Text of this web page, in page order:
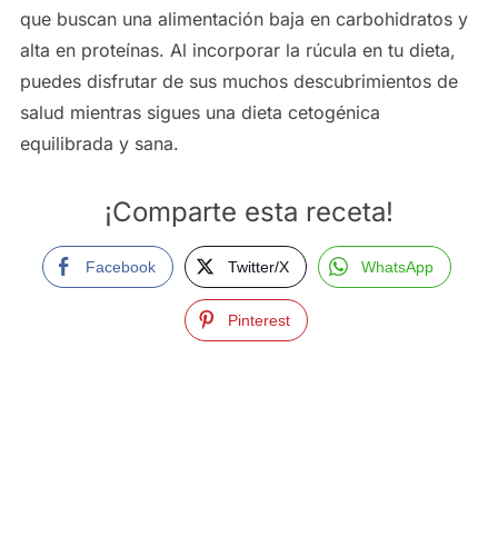
que buscan una alimentación baja en carbohidratos y
alta en proteínas. Al incorporar la rúcula en tu dieta,
puedes disfrutar de sus muchos descubrimientos de
salud mientras sigues una dieta cetogénica
equilibrada y sana.
¡Comparte esta receta!
Facebook Twitter/X WhatsApp
Pinterest